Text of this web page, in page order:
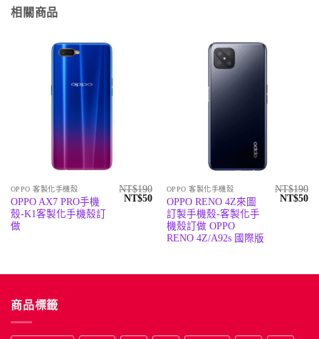
相關商品
OPPO 客製化手機殼
OPPO AX7 PRO手機
殼-K1客製化手機殼訂
做
NT$190
原
NT$190。
NT$50目
格：
NT$50。
OPPO 客製化手機殼
OPPO RENO 4Z來圖
訂製手機殼-客製化手
機殼訂做 OPPO
RENO 4Z/A92s 國際版
NT$190
原
NT$50目
商品標籤